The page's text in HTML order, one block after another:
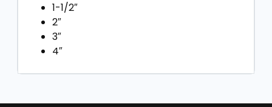
1-1/2″
2″
3″
4″